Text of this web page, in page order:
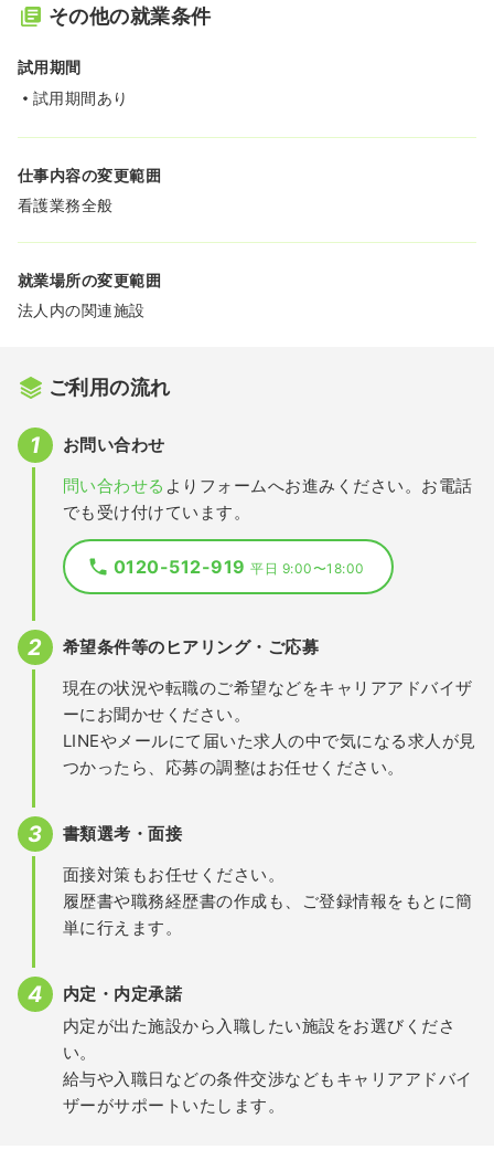
その他の就業条件
試用期間
試用期間あり
仕事内容の変更範囲
看護業務全般
就業場所の変更範囲
法人内の関連施設
ご利用の流れ
お問い合わせ
問い合わせる よりフォームへお進みください。お電話
でも受け付けています。
0120-512-919平日 9:00〜18:00
希望条件等のヒアリング・ご応募
現在の状況や転職のご希望などをキャリアアドバイザ
ーにお聞かせください。
LINEやメールにて届いた求人の中で気になる求人が見
つかったら、応募の調整はお任せください。
書類選考・面接
面接対策もお任せください。
履歴書や職務経歴書の作成も、ご登録情報をもとに簡
単に行えます。
内定・内定承諾
内定が出た施設から入職したい施設をお選びくださ
い。
給与や入職日などの条件交渉などもキャリアアドバイ
ザーがサポートいたします。